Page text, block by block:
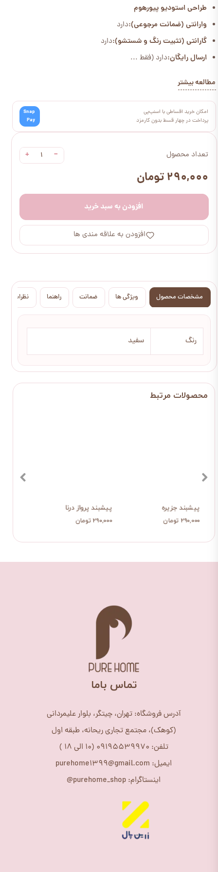
تعداد محصول −
+
۲۹۰,۰۰۰ تومان
افزودن به سبد خرید
افزودن به علاقه مندی ها
طراحی استودیو پیورهوم
وارانتی (ضمانت مرجوعی):دارد
گارانتی (تثبیت رنگ و شستشو):دارد
ارسال رایگان:دارد (فقط ...
مطالعه بیشتر
امکان خرید اقساطی با اسنپ‌پی
پرداخت در چهار قسط بدون کارمزد
Snap
Pay
مشخصات محصول ویژگی ها ضمانت راهنما نظرات
رنگ سفید
پیشبند پرواز درنا
۲۹۰,۰۰۰ تومان
پیشبند جزیره
۲۹۰,۰۰۰ تومان
​تماس باما
آدرس فروشگاه: تهران، چیتگر، بلوار علیمردانی
(کوهک)، مجتمع تجاری ریحانه، طبقه اول
تلفن: 09195539970 (10 الی 18 )
ایمیل: purehome1399@gmail.com
اینستاگرام: purehome_shop@